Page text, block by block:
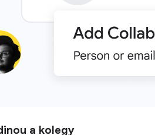
a kolegy